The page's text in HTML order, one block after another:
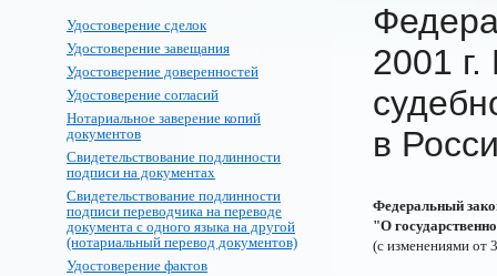
Удостоверение сделок
Удостоверение завещания
Удостоверение доверенностей
Удостоверение согласий
Нотариальное заверение копий
документов
Свидетельствование подлинности
подписи на документах
Свидетельствование подлинности
подписи переводчика на переводе
документа с одного языка на другой
(нотариальный перевод документов)
Удостоверение фактов
2001
в
Федеральный
"О
(с изменениями от